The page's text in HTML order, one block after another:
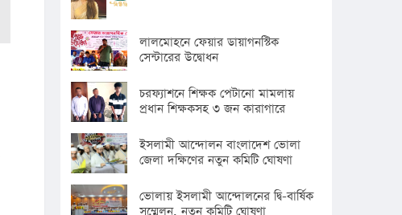
লালমোহনে ফেয়ার ডায়াগনস্টিক
সেন্টারের উদ্বোধন
চরফ্যাশনে শিক্ষক পেটানো মামলায়
প্রধান শিক্ষকসহ ৩ জন কারাগারে
ইসলামী আন্দোলন বাংলাদেশ ভোলা
জেলা দক্ষিণের নতুন কমিটি ঘোষণা
ভোলায় ইসলামী আন্দোলনের দ্বি-বার্ষিক
সম্মেলন, নতুন কমিটি ঘোষণা